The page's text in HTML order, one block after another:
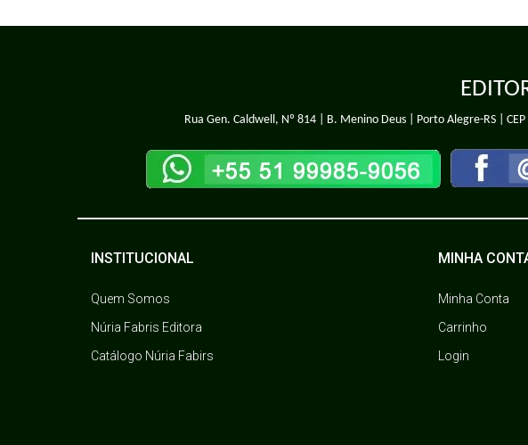
Rua Gen. Caldwell, Nº 814 | B. Menino Deus | Porto Alegre-RS | CEP
INSTITUCIONAL
Quem Somos
Núria Fabris Editora
Catálogo Núria Fabirs
MINHA
Minha Conta
Carrinho
Login